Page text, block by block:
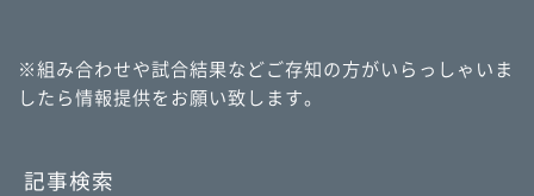
※組み合わせや試合結果などご存知の方がいらっしゃいま
したら情報提供をお願い致します。
記事検索